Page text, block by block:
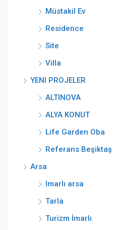
Müstakil Ev
Residence
Site
Villa
YENI PROJELER
ALTINOVA
ALYA KONUT
Life Garden Oba
Referans Beşiktaş
Arsa
Imarlı arsa
Tarla
Turizm İmarlı